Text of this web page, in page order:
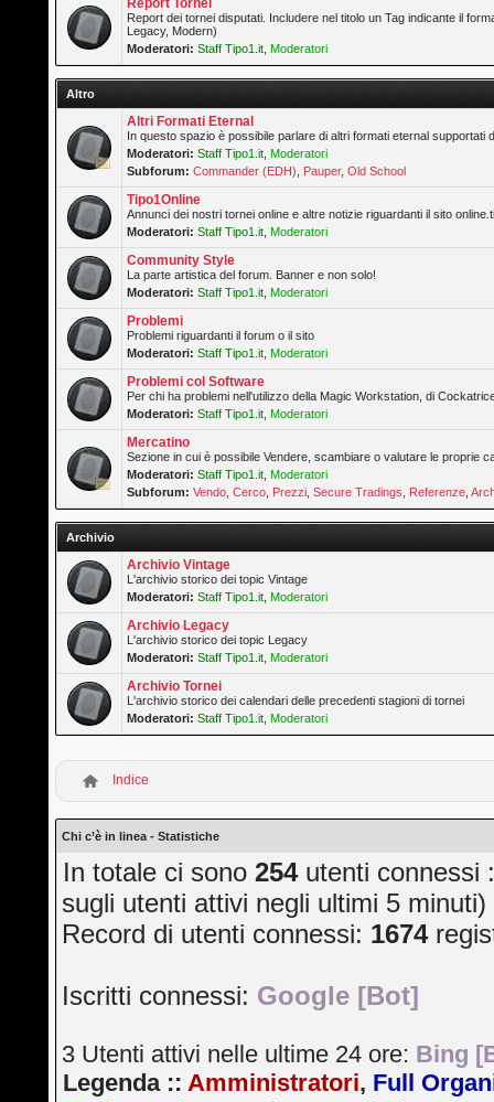
Report Tornei
Report dei tornei disputati. Includere nel titolo un Tag indicante il
Legacy, Modern)
Moderatori: Staff Tipo1.it Moderatori
Altro
Altri Formati Eternal
In questo spazio è possibile parlare di altri formati eternal supportati
Moderatori: Staff Tipo1.it Moderatori
Subforum:Commander (EDH) Pauper,Old School
Tipo1Online
Annunci dei nostri tornei online e altre notizie riguardanti il sito
Moderatori: Staff Tipo1.it Moderatori
Community Style
La parte artistica del forum. Banner e non solo!
Moderatori: Staff Tipo1.it Moderatori
Problemi
Problemi riguardanti il forum o il sito
Moderatori: Staff Tipo1.it Moderatori
Problemi col Software
Per chi ha problemi nell'utilizzo della Magic Workstation, di
Moderatori: Staff Tipo1.it Moderatori
Mercatino
Sezione in cui è possibile Vendere, scambiare o valutare le proprie
Moderatori: Staff Tipo1.it Moderatori
Subforum:Vendo ,Cerco Prezzi ,Secure Tradings Referenze ,
Archivio
Archivio Vintage
L'archivio storico dei topic Vintage
Moderatori: Staff Tipo1.it Moderatori
Archivio Legacy
L'archivio storico dei topic Legacy
Moderatori: Staff Tipo1.it Moderatori
Archivio Tornei
L'archivio storico dei calendari delle precedenti stagioni di tornei
Moderatori: Staff Tipo1.it Moderatori
Indice
Chi c’è in linea - Statistiche
In totale ci sono254utenti connessi
sugli utenti attivi negli ultimi 5 minuti)
Record di utenti connessi: 1674
Iscritti connessi: Google [Bot]
3 Utenti attivi nelle ultime 24 ore: Bing
Legenda ::Amministratori, Full